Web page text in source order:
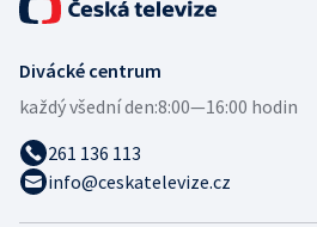
Divácké centrum
každý všední den:8:00—16:00 hodin
261 136 113
info@ceskatelevize.cz